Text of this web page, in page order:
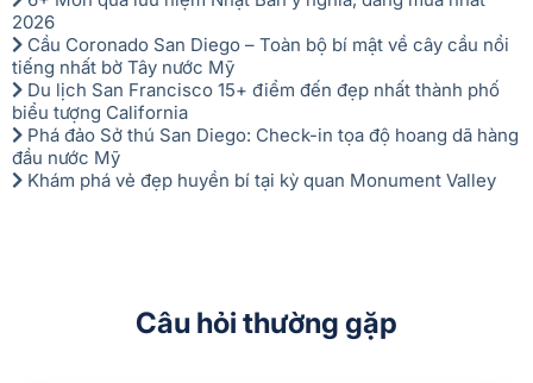
2026
Cầu Coronado San Diego – Toàn bộ bí mật về cây cầu nổi
tiếng nhất bờ Tây nước Mỹ
Du lịch San Francisco 15+ điểm đến đẹp nhất thành phố
biểu tượng California
Phá đảo Sở thú San Diego: Check-in tọa độ hoang dã hàng
đầu nước Mỹ
Khám phá vẻ đẹp huyền bí tại kỳ quan Monument Valley
Câu hỏi thường gặp